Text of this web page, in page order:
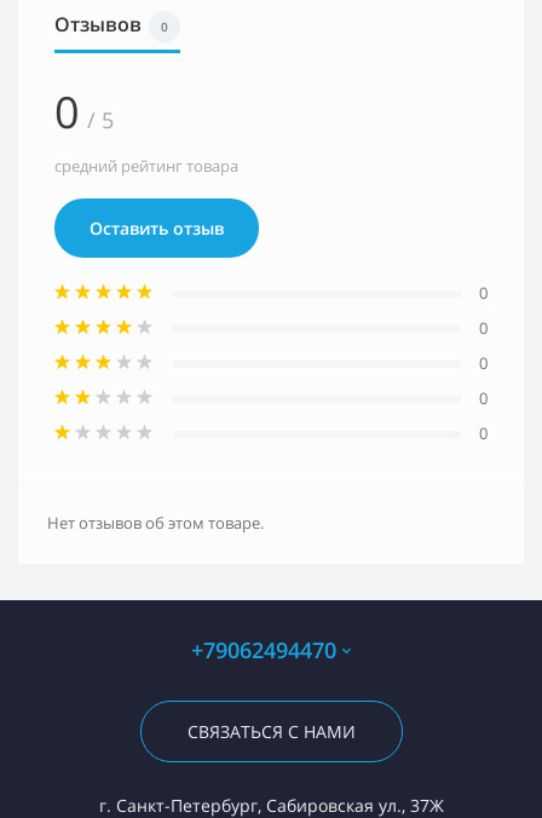
Отзывов 0
0 / 5
средний рейтинг товара
Оставить отзыв
0
0
0
0
0
Нет отзывов об этом товаре.
+79062494470
СВЯЗАТЬСЯ С НАМИ
г. Санкт-Петербург, Сабировская ул., 37Ж